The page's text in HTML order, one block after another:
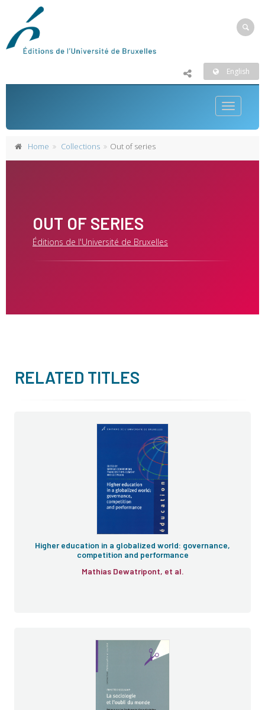
English
Toggle
Home Collections Out of series
OUT OF SERIES
Éditions de l'Université de Bruxelles
RELATED TITLES
Higher education in a globalized world: governance,
competition and performance
Mathias Dewatripont, et al.
La sociologie et l'oubli du monde